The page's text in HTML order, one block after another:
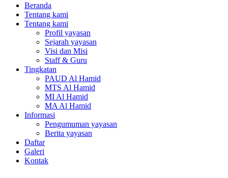
Beranda
Tentang kami
Tentang kami
Profil yayasan
Sejarah yayasan
Visi dan Misi
Staff & Guru
Tingkatan
PAUD Al Hamid
MTS Al Hamid
MI Al Hamid
MA Al Hamid
Informasi
Pengumuman yayasan
Berita yayasan
Daftar
Galeri
Kontak